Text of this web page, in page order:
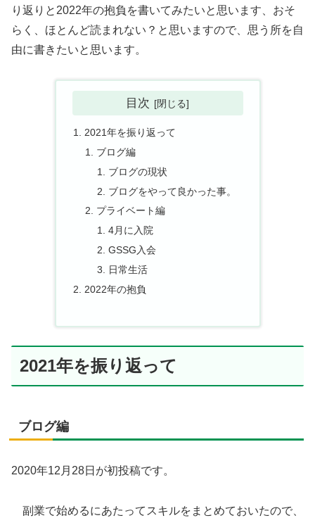
り返りと2022年の抱負を書いてみたいと思います、おそ
らく、ほとんど読まれない？と思いますので、思う所を自
由に書きたいと思います。
目次
2021年を振り返って
ブログ編
ブログの現状
ブログをやって良かった事。
プライベート編
4月に入院
GSSG入会
日常生活
2022年の抱負
2021年を振り返って
ブログ編
2020年12月28日が初投稿です。
副業で始めるにあたってスキルをまとめておいたので、